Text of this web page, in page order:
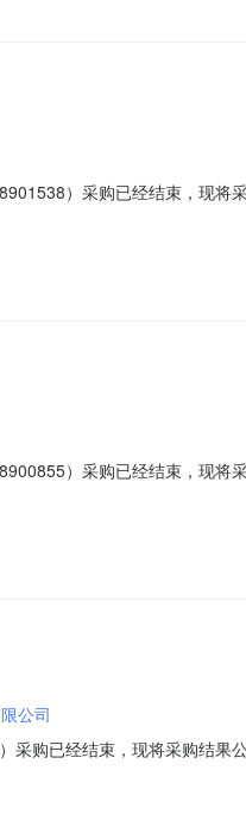
）采购已经结束，现将
道1号采购单位统一社会信
）采购已经结束，现将
道1号采购单位统一社会信
公司
购已经结束，现将采购结果
古山中路212号采购单位统